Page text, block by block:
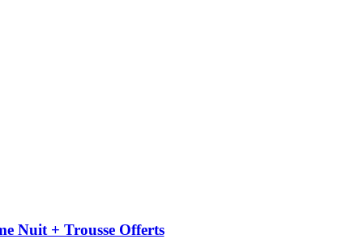
Nuit + Trousse Offerts